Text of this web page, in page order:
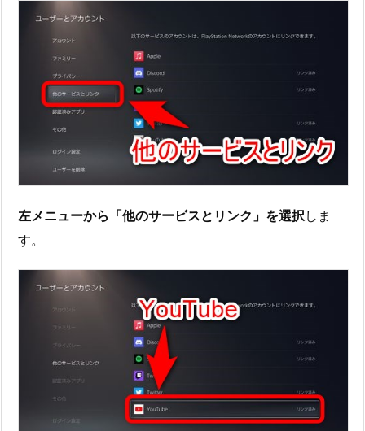
左メニューから「他のサービスとリンク」を選択 しま
す。